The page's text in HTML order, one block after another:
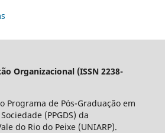
Organizacional (ISSN 2238-
Programa de Pós-Graduação em
(PPGDS) da
do Rio do Peixe (UNIARP).